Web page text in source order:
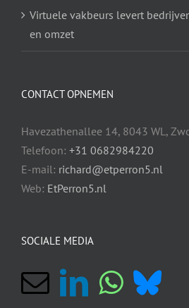
Virtuele vakbeurs levert
en omzet
CONTACT OPNEMEN
Havezathenallee 14, 8043 WL,
Telefoon: +31 0682984220
E-mail: richard@etperron5.nl
Web: EtPerron5.nl
SOCIALE MEDIA